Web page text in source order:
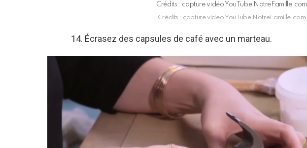
Crédits : capture vidéo YouTube NotreFamille.com
Crédits : capture vidéo YouTube NotreFamille.com
14. Écrasez des capsules de café avec un marteau.